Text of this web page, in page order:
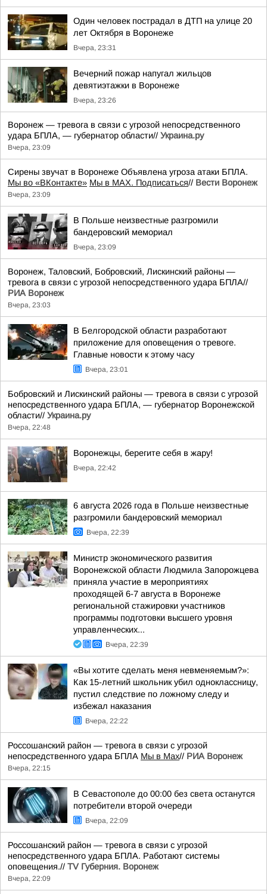
Один человек пострадал в ДТП на улице 20
лет Октября в Воронеже
Вчера, 23:31
Вечерний пожар напугал жильцов
девятиэтажки в Воронеже
Вчера, 23:26
Воронеж — тревога в связи с угрозой непосредственного
удара БПЛА, — губернатор области// Украина.ру
Вчера, 23:09
Сирены звучат в Воронеже Объявлена угроза атаки БПЛА.
Мы во «ВКонтакте» Мы в MAX. Подписаться// Вести Воронеж
Вчера, 23:09
В Польше неизвестные разгромили
бандеровский мемориал
Вчера, 23:09
Воронеж, Таловский, Бобровский, Лискинский районы —
тревога в связи с угрозой непосредственного удара БПЛА//
РИА Воронеж
Вчера, 23:03
В Белгородской области разработают
приложение для оповещения о тревоге.
Главные новости к этому часу
Вчера, 23:01
Бобровский и Лискинский районы — тревога в связи с угрозой
непосредственного удара БПЛА, — губернатор Воронежской
области// Украина.ру
Вчера, 22:48
Воронежцы, берегите себя в жару!
Вчера, 22:42
6 августа 2026 года в Польше неизвестные
разгромили бандеровский мемориал
Вчера, 22:39
Министр экономического развития
Воронежской области Людмила Запорожцева
приняла участие в мероприятиях
проходящей 6-7 августа в Воронеже
региональной стажировки участников
программы подготовки высшего уровня
управленческих...
Вчера, 22:39
«Вы хотите сделать меня невменяемым?»:
Как 15-летний школьник убил одноклассницу,
пустил следствие по ложному следу и
избежал наказания
Вчера, 22:22
Россошанский район — тревога в связи с угрозой
непосредственного удара БПЛА Мы в Мах// РИА Воронеж
Вчера, 22:15
В Севастополе до 00:00 без света останутся
потребители второй очереди
Вчера, 22:09
Россошанский район — тревога в связи с угрозой
непосредственного удара БПЛА. Работают системы
оповещения.// TV Губерния. Воронеж
Вчера, 22:09